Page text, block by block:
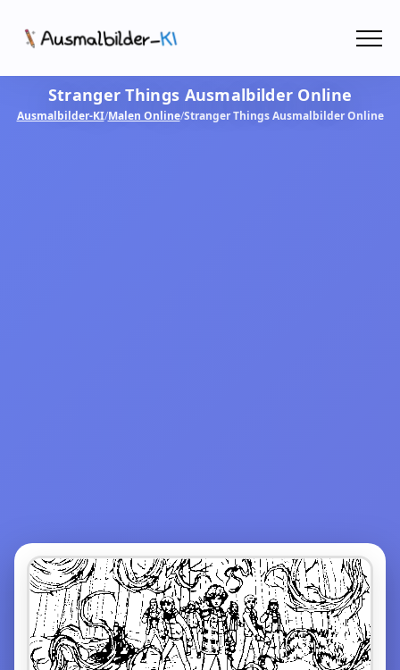
Ausmalbilder
Stranger Things Ausmalbilder Online
Ausmalbilder-KI/Malen Online/Stranger Things Ausmalbilder Online